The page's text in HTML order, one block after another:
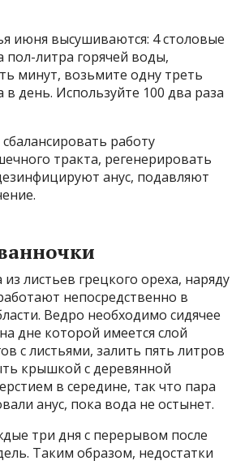
июня высушиваются: 4 столовые
пол-литра горячей воды,
минут, возьмите одну треть
день. Используйте 100 два раза
работу
тракта, регенерировать
анус, подавляют
листьев грецкого ореха, наряду
непосредственно в
Ведро необходимо сидячее
дне которой имеется слой
с листьями, залить пять литров
крышкой с деревянной
в середине, так что пара
анус, пока вода не остынет.
три дня с перерывом после
Таким образом, недостатки